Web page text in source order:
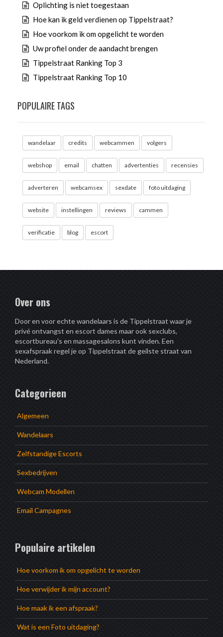
Oplichting is niet toegestaan
Hoe kan ik geld verdienen op Tippelstraat?
Hoe voorkom ik om opgelicht te worden
Uw profiel onder de aandacht brengen
Tippelstraat Ranking Top 3
Tippelstraat Ranking Top 10
POPULAIRE TAGS
wandelaar credits webcammen volgers
webshop email chatten advertenties recensies
adverteren webcamsex sexdate foto uitdaging
website instellingen reviews cammen
verificatie blog escort
Over ons
Door en voor echte wandelaars is de Tippelstraat waar je
privé ontvangst en escort dames maar ook sexclubs,
escortbureau's en massagesalons kunt vinden. Een
sexafspraak regel je op Tippelstraat de geilste straat van
Nederland.
Categorieen
Algemeen
Wandelaars
Zelfstandige Escorts
Sexbedrijven
Webcam Modellen
Email Campagnes
Populaire artikelen
Hoe voorkom ik om opgelicht te worden
Hoe verwijder ik mijn account?
Hoe maak ik een afspraak?
Wat is een Foto uitdaging?